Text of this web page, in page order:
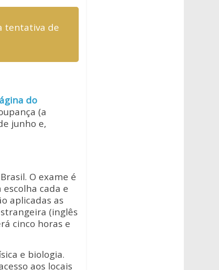
o
tentativa de
do
(a
junho e,
O exame é
cada e
aplicadas as
(inglês
cinco horas e
e biologia.
aos locais